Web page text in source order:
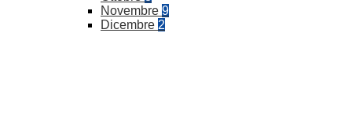
Novembre 9
Dicembre 2